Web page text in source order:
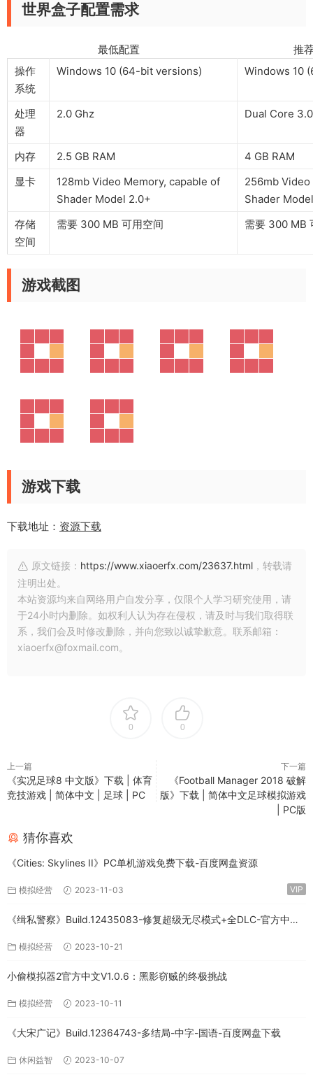
世界盒子配置需求
最低配置 推荐配
操作
系统
Windows 10 (64-bit versions) Windows 10
处理
器
2.0 Ghz Dual Core
内存 2.5 GB RAM
4 GB RAM
显卡
128mb Video Memory, capable of
Shader Model 2.0+
256mb
Shader
存储
空间
需要 300 MB 可用空间 需要 300 MB
游戏截图
游戏下载
下载地址： 资源下载
原文链接： https://www.xiaoerfx.com/23637.html ，转载请
注明出处。
本站资源均来自网络用户自发分享，仅限个人学习研究使用，请
于24小时内删除。如权利人认为存在侵权，请及时与我们取得联
系，我们会及时修改删除，并向您致以诚挚歉意。联系邮箱：
xiaoerfx@foxmail.com。
0 0
上一篇
《实况足球8 中文版》下载 | 体育
竞技游戏 | 简体中文 | 足球 | PC
下一篇
《Football Manager 2018 破解
版》下载 | 简体中文足球模拟游戏
| PC版
猜你喜欢
《Cities: Skylines II》PC单机游戏免费下载-百度网盘资源
模拟经营 2023-11-03 VIP
《缉私警察》Build.12435083-修复超级无尽模式+全DLC-官方中文-
模拟经营 2023-10-21
小偷模拟器2官方中文V1.0.6：黑影窃贼的终极挑战
模拟经营 2023-10-11
《大宋广记》Build.12364743-多结局-中字-国语-百度网盘下载
休闲益智 2023-10-07